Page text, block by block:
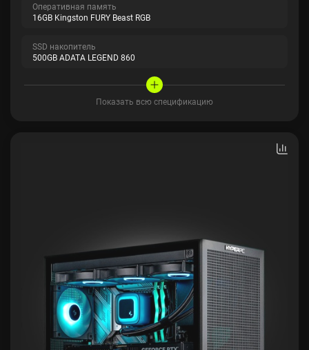
Оперативная память
16GB Kingston FURY Beast RGB
SSD накопитель
500GB ADATA LEGEND 860
Показать всю спецификацию